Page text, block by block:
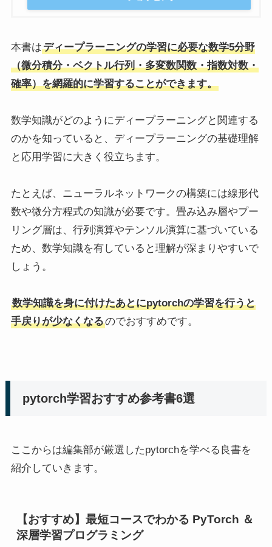
本書はディープラーニングの学習に必要な数学5分野
（微分積分・ベクトル行列・多変数関数・指数対数・
確率）を網羅的に学習することができます。
数学知識がどのようにディープラーニングと関連する
のかを知っていると、ディープラーニングの基礎理解
と応用学習に大きく役立ちます。
たとえば、ニューラルネットワークの構築には線形代
数や微分方程式の知識が必要です。畳み込み層やプー
リング層は、行列演算やテンソル演算に基づいている
ため、数学知識を有していると理解が深まりやすいで
しょう。
数学知識を身に付けたあとにpytorchの学習を行うと
手戻りが少なくなるのでおすすめです。
pytorch学習おすすめ参考書6選
ここからは編集部が厳選したpytorchを学べる良書を
紹介していきます。
【おすすめ】最短コースでわかる PyTorch ＆
深層学習プログラミング